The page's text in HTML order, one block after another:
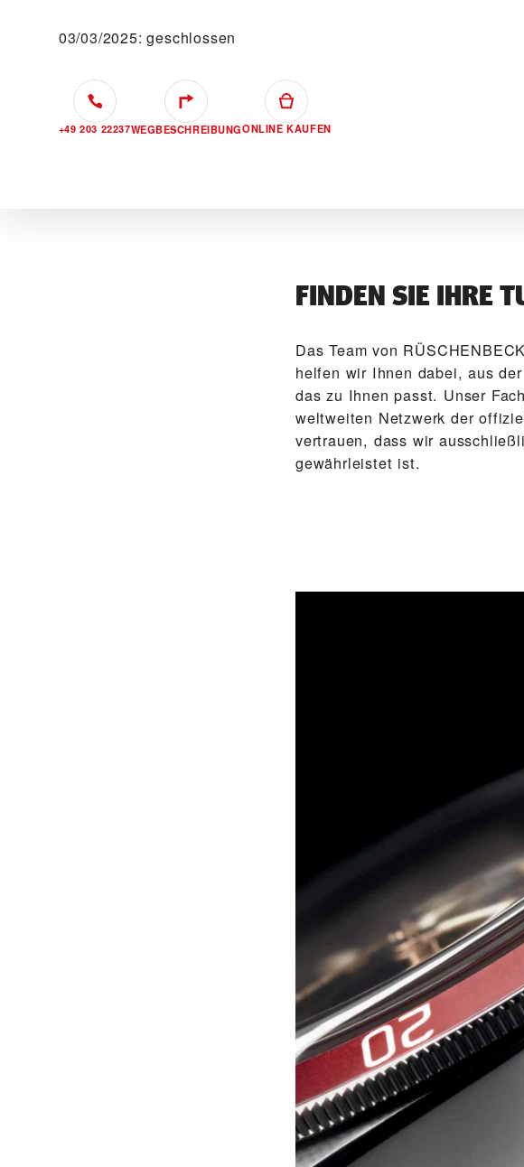
03/03/2025: geschlossen
+49 203 22237WEGBESCHREIBUNGONLINE KAUFEN
FINDEN SIE IHRE
Das Team von
helfen wir Ihnen dabei, aus
das zu Ihnen passt. Unser
weltweiten Netzwerk der
vertrauen, dass wir
gewährleistet ist.